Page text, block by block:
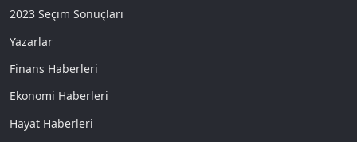
2023 Seçim Sonuçları
Yazarlar
Finans Haberleri
Ekonomi Haberleri
Hayat Haberleri